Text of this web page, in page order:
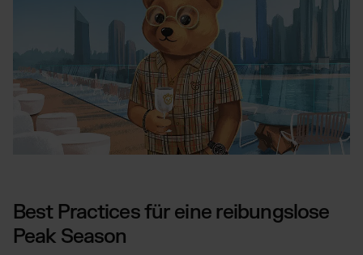
Best Practices für eine reibungslose
Peak Season